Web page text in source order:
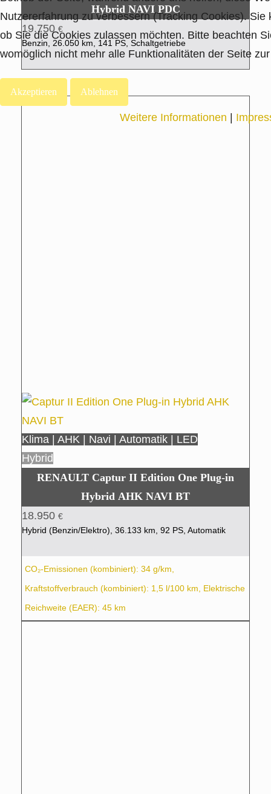
Hybrid NAVI PDC
19.750€
Benzin, 26.050 km, 141 PS, Schaltgetriebe
Klima | AHK | Navi | Automatik | LED
Hybrid
RENAULT Captur II Edition One Plug-in
Hybrid AHK NAVI BT
18.950 €
Hybrid (Benzin/Elektro), 36.133 km, 92 PS, Automatik
CO₂-Emissionen (kombiniert): 34 g/km,
Kraftstoffverbrauch (kombiniert): 1,5 l/100 km, Elektrische
Reichweite (EAER): 45 km
Nutzererfahrung zu verbessern (Tracking Cookies).
ob Sie die Cookies zulassen möchten. Bitte beachten
womöglich nicht mehr alle Funktionalitäten der Seite
Akzeptieren Ablehnen
Weitere Informationen |